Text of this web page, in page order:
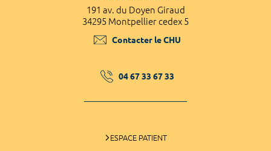
191 av. du Doyen Giraud
34295 Montpellier cedex 5
Contacter le CHU
04 67 33 67 33
ESPACE PATIENT